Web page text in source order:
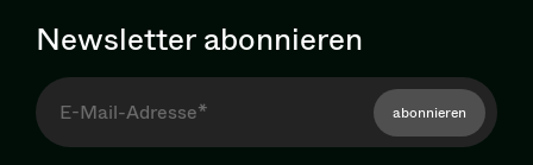
Newsletter abonnieren
abonnieren